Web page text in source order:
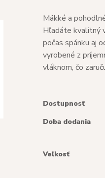
Mäkké a
Hľadáte kvalitný
počas spánku aj
vyrobené z
vláknom, čo
Dostupnosť
Doba dodania
Veľkosť